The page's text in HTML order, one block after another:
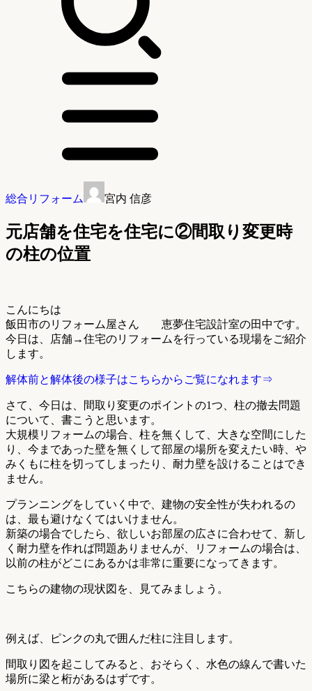
総合リフォーム 宮内 信彦
元店舗を住宅を住宅に②間取り変更時
の柱の位置
こんにちは
飯田市のリフォーム屋さん 恵夢住宅設計室の田中です。
今日は、店舗→住宅のリフォームを行っている現場をご紹介
します。
解体前と解体後の様子はこちらからご覧になれます⇒
さて、今日は、間取り変更のポイントの1つ、柱の撤去問題
について、書こうと思います。
大規模リフォームの場合、柱を無くして、大きな空間にした
り、今まであった壁を無くして部屋の場所を変えたい時、や
みくもに柱を切ってしまったり、耐力壁を設けることはでき
ません。
プランニングをしていく中で、建物の安全性が失われるの
は、最も避けなくてはいけません。
新築の場合でしたら、欲しいお部屋の広さに合わせて、新し
く耐力壁を作れば問題ありませんが、リフォームの場合は、
以前の柱がどこにあるかは非常に重要になってきます。
こちらの建物の現状図を、見てみましょう。
例えば、ピンクの丸で囲んだ柱に注目します。
間取り図を起こしてみると、おそらく、水色の線んで書いた
場所に梁と桁があるはずです。